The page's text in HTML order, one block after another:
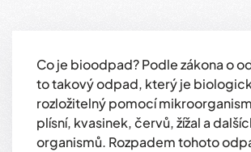
Co je bioodpad? Podle zákona o
to takový odpad, který je
rozložitelný pomocí
plísní, kvasinek, červů, žížal a
organismů. Rozpadem tohoto